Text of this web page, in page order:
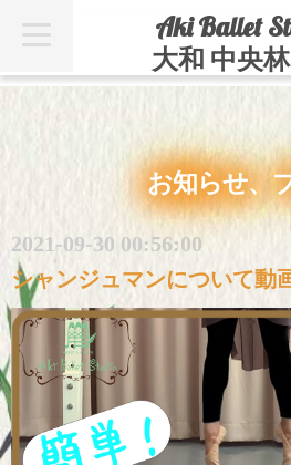
Aki Ballet
大和 中央
t
o
g
i
n
お知らせ、
2021-09-30 00:56:00
シャンジュマンについて動